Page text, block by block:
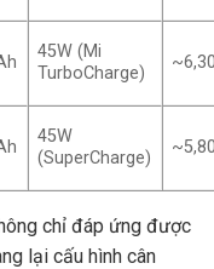
45W (Mi
TurboCharge)
45W
(SuperCharge)
chỉ đáp ứng được
lại cấu hình cân